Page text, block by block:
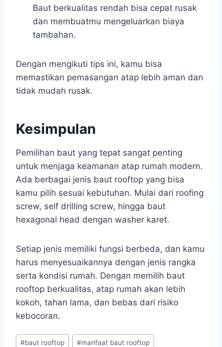
Baut berkualitas rendah bisa cepat rusak
dan membuatmu mengeluarkan biaya
tambahan.
Dengan mengikuti tips ini, kamu bisa
memastikan pemasangan atap lebih aman dan
tidak mudah rusak.
Kesimpulan
Pemilihan baut yang tepat sangat penting
untuk menjaga keamanan atap rumah modern.
Ada berbagai jenis baut rooftop yang bisa
kamu pilih sesuai kebutuhan. Mulai dari roofing
screw, self drilling screw, hingga baut
hexagonal head dengan washer karet.
Setiap jenis memiliki fungsi berbeda, dan kamu
harus menyesuaikannya dengan jenis rangka
serta kondisi rumah. Dengan memilih baut
rooftop berkualitas, atap rumah akan lebih
kokoh, tahan lama, dan bebas dari risiko
kebocoran.
#baut rooftop #manfaat baut rooftop